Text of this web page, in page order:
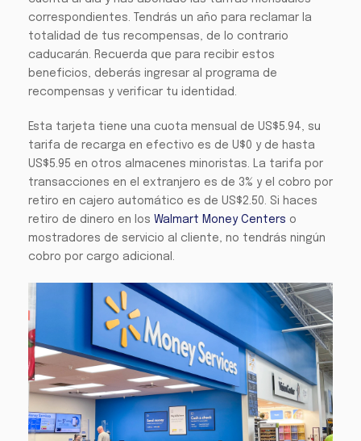
correspondientes. Tendrás un año para reclamar la
totalidad de tus recompensas, de lo contrario
caducarán. Recuerda que para recibir estos
beneficios, deberás ingresar al programa de
recompensas y verificar tu identidad.
Esta tarjeta tiene una cuota mensual de US$5.94, su
tarifa de recarga en efectivo es de U$0 y de hasta
US$5.95 en otros almacenes minoristas. La tarifa por
transacciones en el extranjero es de 3% y el cobro por
retiro en cajero automático es de US$2.50. Si haces
retiro de dinero en los Walmart Money Centers o
mostradores de servicio al cliente, no tendrás ningún
cobro por cargo adicional.